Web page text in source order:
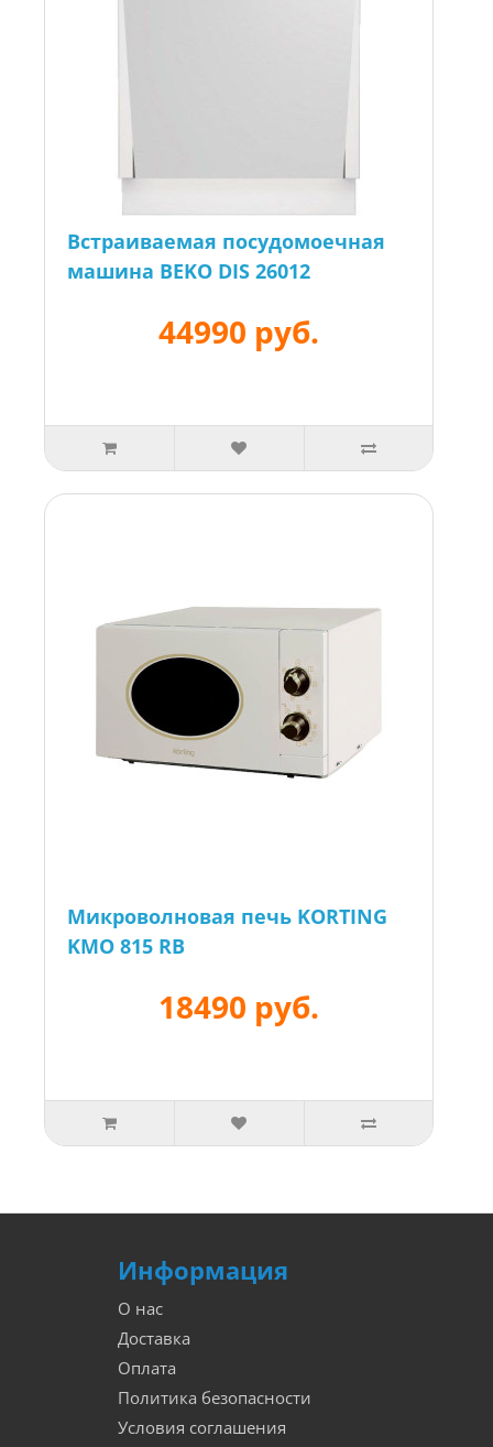
Встраиваемая посудомоечная
машина BEKO DIS 26012
44990 руб.
Микроволновая печь KORTING
KMO 815 RB
18490 руб.
Информация
О нас
Доставка
Оплата
Политика безопасности
Условия соглашения